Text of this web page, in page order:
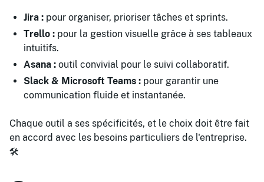
Jira : pour organiser, prioriser tâches et sprints.
Trello : pour la gestion visuelle grâce à ses tableaux
intuitifs.
Asana : outil convivial pour le suivi collaboratif.
Slack & Microsoft Teams : pour garantir une
communication fluide et instantanée.
Chaque outil a ses spécificités, et le choix doit être fait
en accord avec les besoins particuliers de l'entreprise.
🛠️